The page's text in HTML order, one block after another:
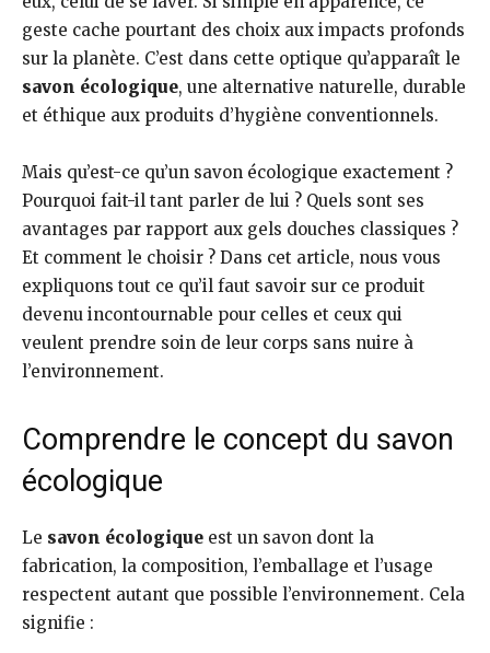
geste cache pourtant des choix aux impacts profonds
sur la planète. C’est dans cette optique qu’apparaît le
savon écologique, une alternative naturelle, durable
et éthique aux produits d’hygiène conventionnels.
Mais qu’est-ce qu’un savon écologique exactement ?
Pourquoi fait-il tant parler de lui ? Quels sont ses
avantages par rapport aux gels douches classiques ?
Et comment le choisir ? Dans cet article, nous vous
expliquons tout ce qu’il faut savoir sur ce produit
devenu incontournable pour celles et ceux qui
veulent prendre soin de leur corps sans nuire à
l’environnement.
Comprendre le concept du savon
écologique
Le savon écologique est un savon dont la
fabrication, la composition, l’emballage et l’usage
respectent autant que possible l’environnement. Cela
signifie :